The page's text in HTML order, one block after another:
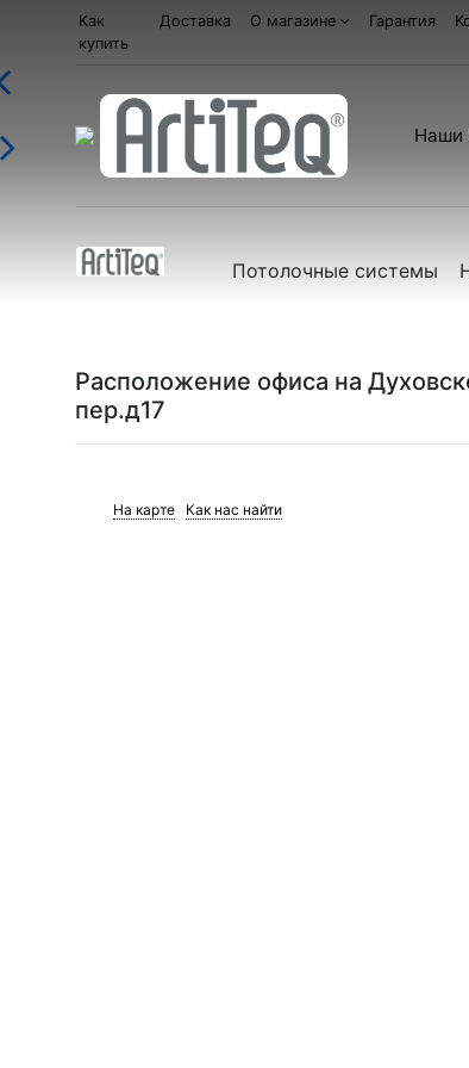
Как
купить
Доставка О магазине Гарантия
Наши
Потолочные системы
Расположение офиса на
пер.д17
На карте Как нас найти